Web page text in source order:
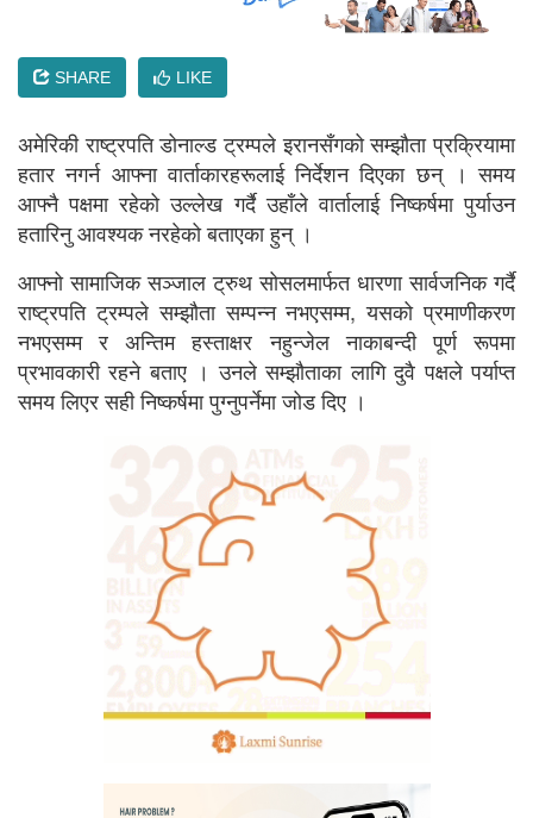
SHARE LIKE
अमेरिकी राष्ट्रपति डोनाल्ड ट्रम्पले इरानसँगको सम्झौता प्रक्रियामा
हतार नगर्न आफ्ना वार्ताकारहरूलाई निर्देशन दिएका छन् । समय
आफ्नै पक्षमा रहेको उल्लेख गर्दै उहाँले वार्तालाई निष्कर्षमा पुर्याउन
हतारिनु आवश्यक नरहेको बताएका हुन् ।
आफ्नो सामाजिक सञ्जाल ट्रुथ सोसलमार्फत धारणा सार्वजनिक गर्दै
राष्ट्रपति ट्रम्पले सम्झौता सम्पन्न नभएसम्म, यसको प्रमाणीकरण
नभएसम्म र अन्तिम हस्ताक्षर नहुन्जेल नाकाबन्दी पूर्ण रूपमा
प्रभावकारी रहने बताए । उनले सम्झौताका लागि दुवै पक्षले पर्याप्त
समय लिएर सही निष्कर्षमा पुग्नुपर्नेमा जोड दिए ।